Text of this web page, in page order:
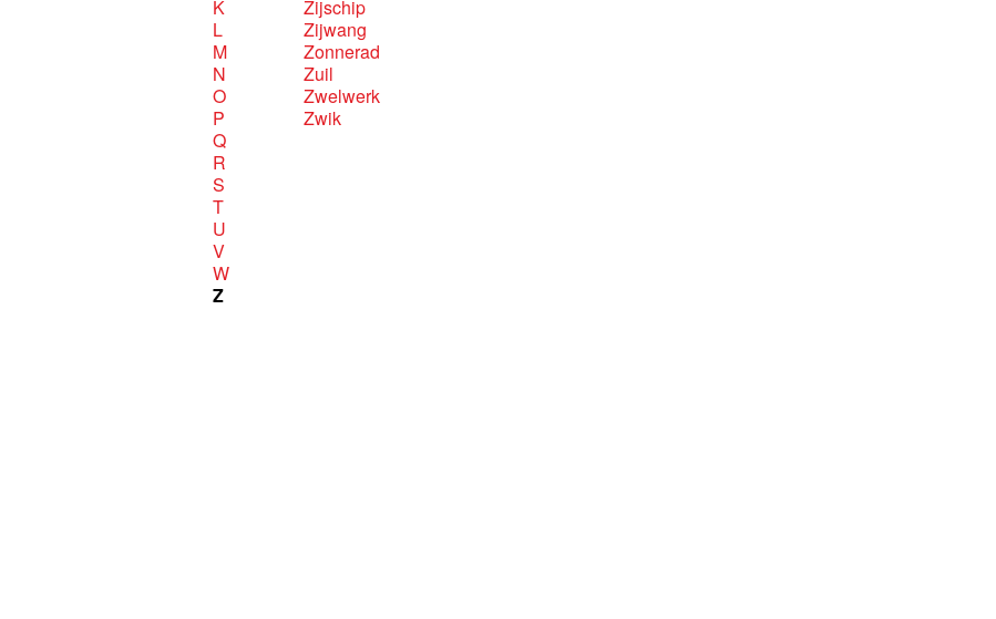
K
L
M
N
O
P
Q
R
S
T
U
V
W
Z
Zijschip
Zijwang
Zonnerad
Zuil
Zwelwerk
Zwik